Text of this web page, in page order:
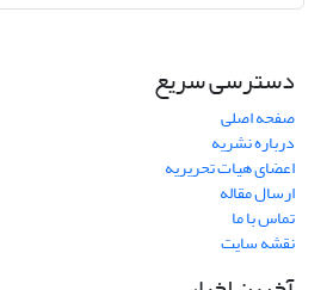
دسترسی سریع
صفحه اصلی
درباره نشریه
اعضای هیات تحریریه
ارسال مقاله
تماس با ما
نقشه سایت